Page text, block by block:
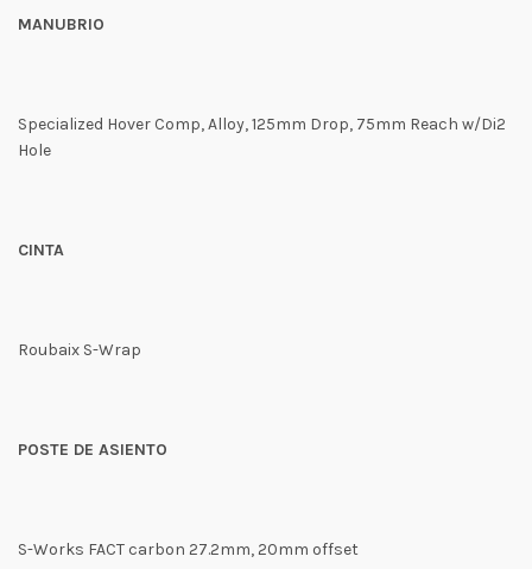
MANUBRIO
Specialized Hover Comp, Alloy, 125mm Drop, 75mm Reach w/Di2
Hole
CINTA
Roubaix S-Wrap
POSTE DE ASIENTO
S-Works FACT carbon 27.2mm, 20mm offset